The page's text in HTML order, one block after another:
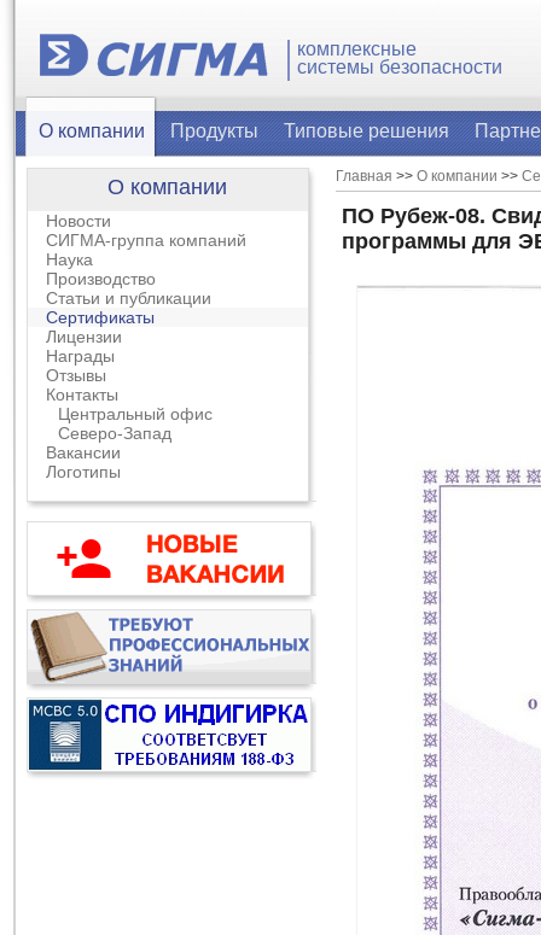
комплексные
системы безопасности
О компании Продукты Типовые решения
О компании
Новости
СИГМА-группа компаний
Наука
Производство
Статьи и публикации
Сертификаты
Лицензии
Награды
Отзывы
Контакты
Центральный офис
Северо-Запад
Вакансии
Логотипы
Главная >> О компании >>
ПО Рубеж-08.
программы для